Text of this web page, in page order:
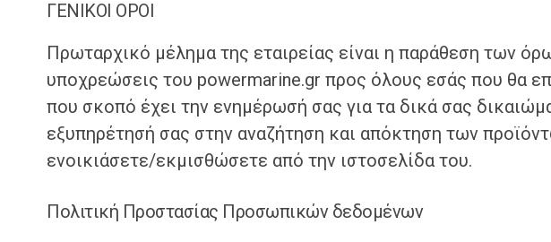
ΓΕΝΙΚΟΙ ΟΡΟΙ
Πρωταρχικό μέλημα της εταιρείας είναι η παράθεση των
υποχρεώσεις του powermarine.gr προς όλους εσάς που θα
που σκοπό έχει την ενημέρωσή σας για τα δικά σας
εξυπηρέτησή σας στην αναζήτηση και απόκτηση των
ενοικιάσετε/εκμισθώσετε από την ιστοσελίδα του.
Πολιτική Προστασίας Προσωπικών δεδομένων